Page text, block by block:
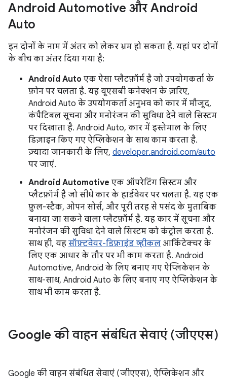
Android Automotive और Android
Auto
इन दोनों के नाम में अंतर को लेकर भ्रम हो सकता है. यहां पर दोनों
के बीच का अंतर दिया गया है:
Android Auto एक ऐसा प्लैटफ़ॉर्म है जो उपयोगकर्ता के
फ़ोन पर चलता है. यह यूएसबी कनेक्शन के ज़रिए,
Android Auto के उपयोगकर्ता अनुभव को कार में मौजूद,
कंपैटिबल सूचना और मनोरंजन की सुविधा देने वाले सिस्टम
पर दिखाता है. Android Auto, कार में इस्तेमाल के लिए
डिज़ाइन किए गए ऐप्लिकेशन के साथ काम करता है.
ज़्यादा जानकारी के लिए, developer.android.com/auto
पर जाएं.
Android Automotive एक ऑपरेटिंग सिस्टम और
प्लैटफ़ॉर्म है जो सीधे कार के हार्डवेयर पर चलता है. यह एक
फ़ुल-स्टैक, ओपन सोर्स, और पूरी तरह से पसंद के मुताबिक
बनाया जा सकने वाला प्लैटफ़ॉर्म है. यह कार में सूचना और
मनोरंजन की सुविधा देने वाले सिस्टम को कंट्रोल करता है.
साथ ही, यह सॉफ़्टवेयर-डिफ़ाइंड व्हीकल आर्किटेक्चर के
लिए एक आधार के तौर पर भी काम करता है. Android
Automotive, Android के लिए बनाए गए ऐप्लिकेशन के
साथ-साथ, Android Auto के लिए बनाए गए ऐप्लिकेशन के
साथ भी काम करता है.
Google की वाहन संबंधित सेवाएं (जीएएस)
Google की वाहन संबंधित सेवाएं (जीएएस), ऐप्लिकेशन और